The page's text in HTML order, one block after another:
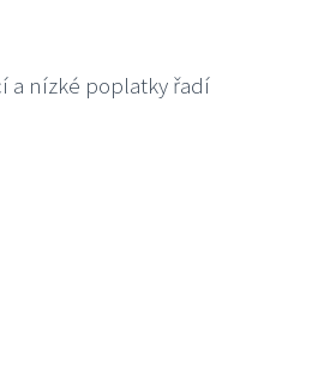
a nízké poplatky řadí